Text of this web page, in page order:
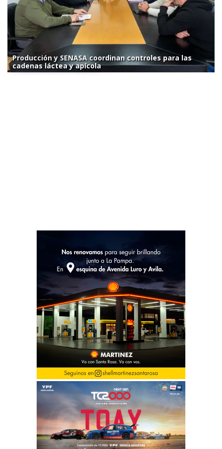
Producción y SENASA coordinan controles para las
cadenas láctea y apícola